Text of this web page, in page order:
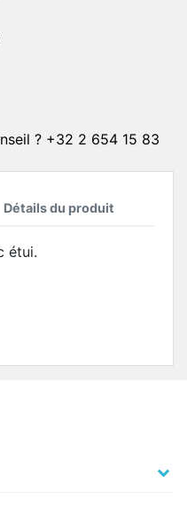
? +32 2 654 15 83
Détails du produit
étui.